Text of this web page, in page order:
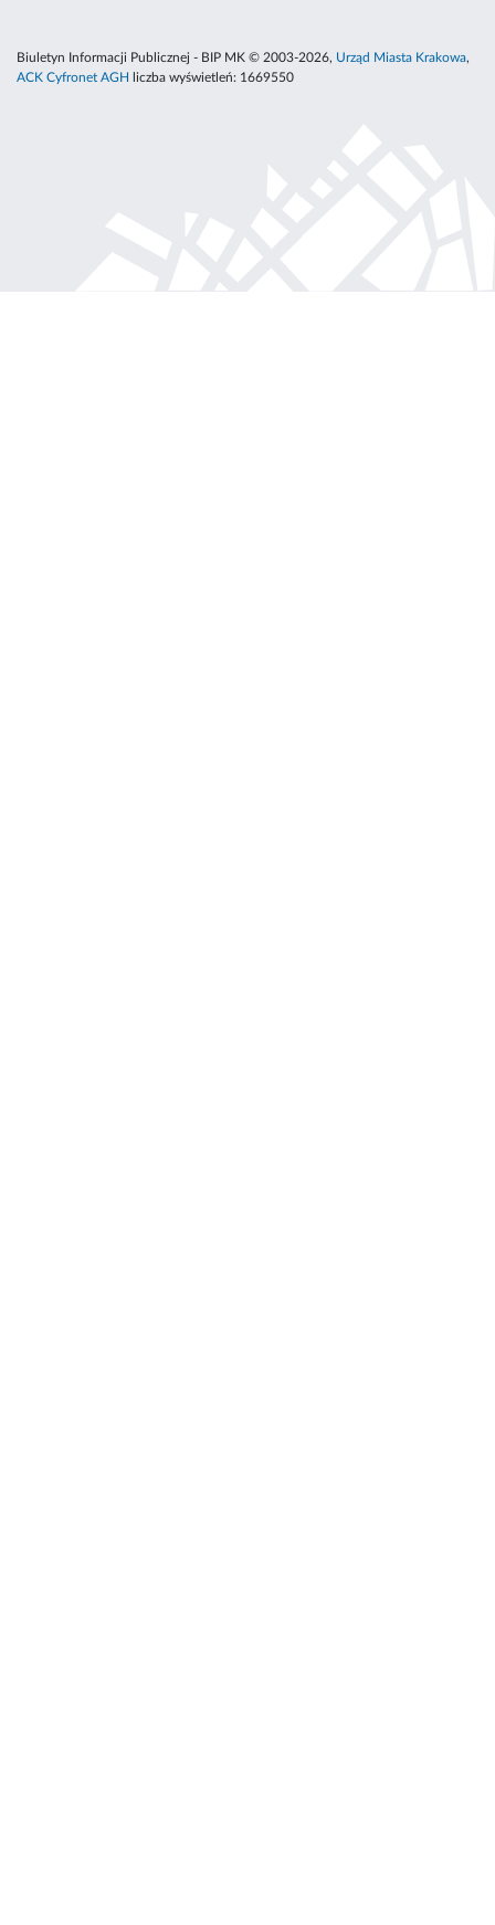
Biuletyn Informacji Publicznej - BIP MK © 2003-2026, Urząd Miasta Krakowa,
ACK Cyfronet AGH
liczba wyświetleń: 1669550